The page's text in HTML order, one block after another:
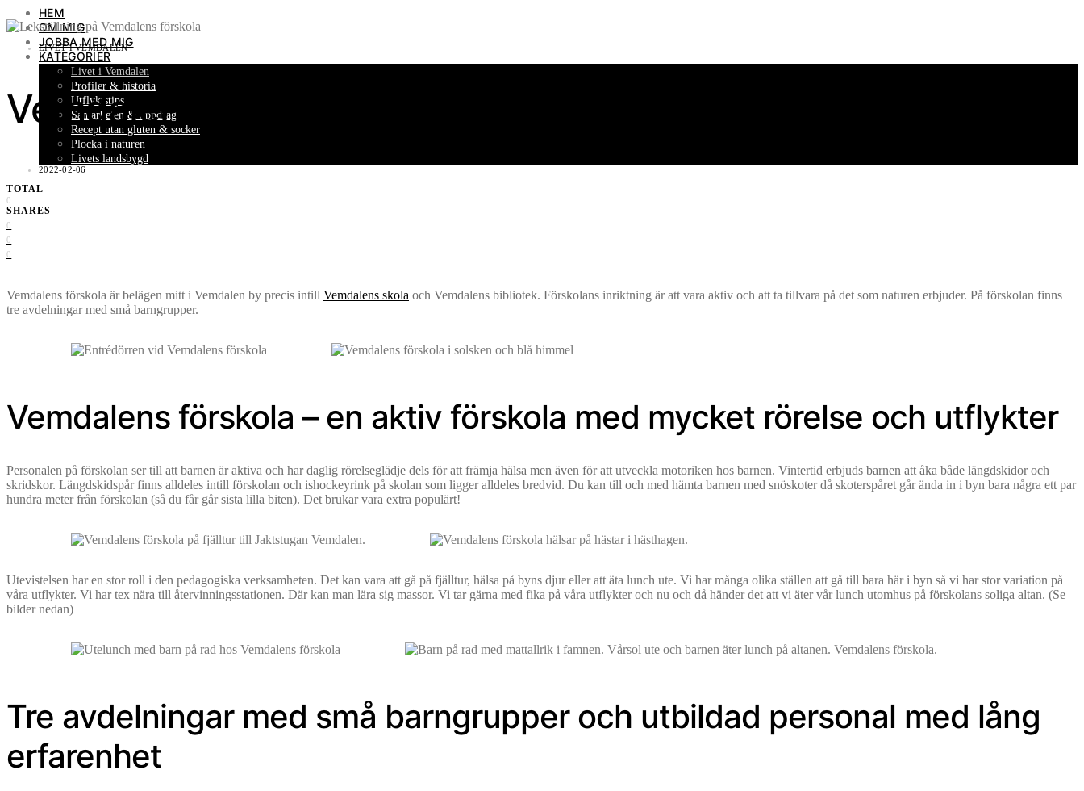
HEM
OM MIG
JOBBA MED MIG
KATEGORIER
Livet i Vemdalen
Profiler & historia
Utflyktstips
Samarbeten & uppdrag
Recept utan gluten & socker
Plocka i naturen
Livets landsbygd
LIVET I VEMDALEN
Vemdalens förskola
2022-02-06
TOTAL
0
SHARES
0
0
0
Vemdalens förskola är belägen mitt i Vemdalen by precis intill Vemdalens skola och Vemdalens bibliotek. Förskolans inriktning är att vara aktiv och att ta tillvara på det som naturen erbjuder. På förskolan finns
tre avdelningar med små barngrupper.
Vemdalens förskola – en aktiv förskola med mycket rörelse och utflykter
Personalen på förskolan ser till att barnen är aktiva och har daglig rörelseglädje dels för att främja hälsa men även för att utveckla motoriken hos barnen. Vintertid erbjuds barnen att åka både längdskidor och
skridskor. Längdskidspår finns alldeles intill förskolan och ishockeyrink på skolan som ligger alldeles bredvid. Du kan till och med hämta barnen med snöskoter då skoterspåret går ända in i byn bara några ett par
hundra meter från förskolan (så du får går sista lilla biten). Det brukar vara extra populärt!
Utevistelsen har en stor roll i den pedagogiska verksamheten. Det kan vara att gå på fjälltur, hälsa på byns djur eller att äta lunch ute. Vi har många olika ställen att gå till bara här i byn så vi har stor variation på
våra utflykter. Vi har tex nära till återvinningsstationen. Där kan man lära sig massor. Vi tar gärna med fika på våra utflykter och nu och då händer det att vi äter vår lunch utomhus på förskolans soliga altan. (Se
bilder nedan)
Tre avdelningar med små barngrupper och utbildad personal med lång
erfarenhet